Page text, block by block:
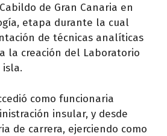
de Gran Canaria en
etapa durante la cual
de técnicas analíticas
la creación del Laboratorio
isla.
como funcionaria
insular, y desde
de carrera, ejerciendo como